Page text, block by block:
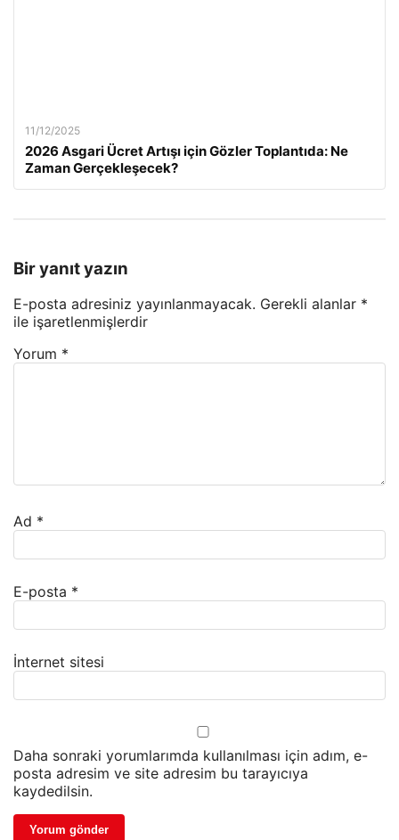
11/12/2025
2026 Asgari Ücret Artışı için Gözler Toplantıda: Ne
Zaman Gerçekleşecek?
Bir yanıt yazın
E-posta adresiniz yayınlanmayacak. Gerekli alanlar *
ile işaretlenmişlerdir
Yorum *
Ad *
E-posta *
İnternet sitesi
Daha sonraki yorumlarımda kullanılması için adım, e-
posta adresim ve site adresim bu tarayıcıya
kaydedilsin.